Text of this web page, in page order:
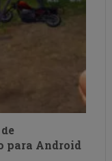
para Android